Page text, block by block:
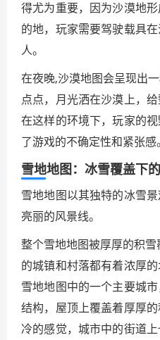
得尤为重要，因为沙漠地
的地，玩家需要驾驶载具
人。
在夜晚,沙漠地图会呈现出
点点，月光洒在沙漠上，
在这样的环境下，玩家的
了游戏的不确定性和紧张感。
雪地地图：冰雪覆盖下
雪地地图以其独特的冰雪
亮丽的风景线。
整个雪地地图被厚厚的积
的城镇和村落都有着浓厚
雪地地图中的一个主要城
结构，屋顶上覆盖着厚厚
冷的感觉，城市中的街道